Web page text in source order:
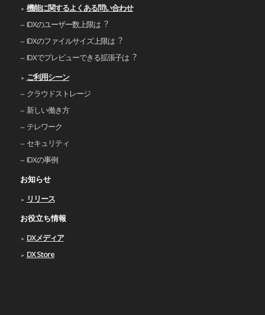
機能に関するよくある問い合わせ
IDXのユーザー数上限は︖
IDXのファイルサイズ上限は︖
IDXでプレビューできる拡張⼦は︖
ご利⽤シーン
クラウドストレージ
新しい働き⽅
テレワーク
セキュリティ
IDXの事例
お知らせ
リリース
お役立ち情報
DXメディア
DX Store